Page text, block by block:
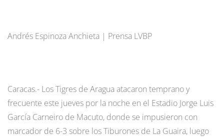
Andrés Espinoza Anchieta | Prensa LVBP
Caracas.- Los Tigres de Aragua atacaron temprano y
frecuente este jueves por la noche en el Estadio Jorge Luis
García Carneiro de Macuto, donde se impusieron con
marcador de 6-3 sobre los Tiburones de La Guaira, luego